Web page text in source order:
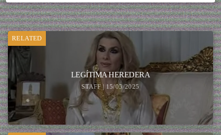
RELATED
LEGÍTIMA HEREDERA
STAFF | 15/05/2025